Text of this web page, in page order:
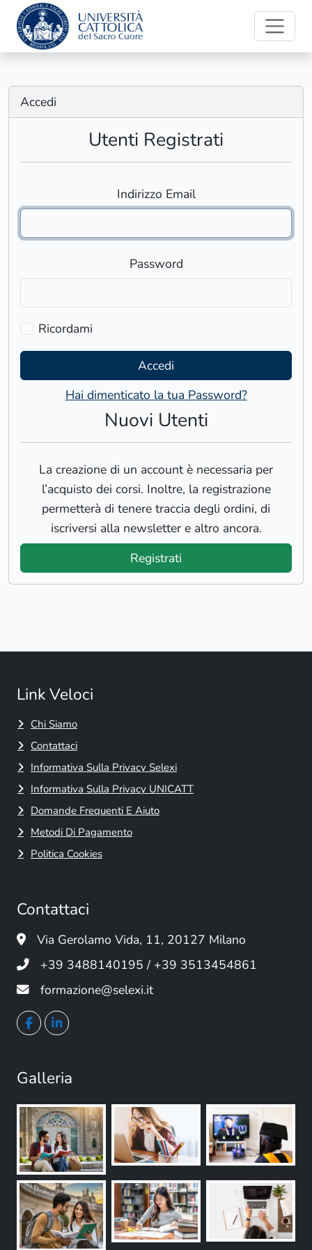
Accedi
Utenti Registrati
Indirizzo Email
Password
Ricordami
Accedi
Hai dimenticato la tua Password?
Nuovi Utenti
La creazione di un account è necessaria per
l’acquisto dei corsi. Inoltre, la registrazione
permetterà di tenere traccia degli ordini, di
iscriversi alla newsletter e altro ancora.
Registrati
Link Veloci
Chi Siamo
Contattaci
Informativa Sulla Privacy Selexi
Informativa Sulla Privacy UNICATT
Domande Frequenti E Aiuto
Metodi Di Pagamento
Politica Cookies
Contattaci
Via Gerolamo Vida, 11, 20127 Milano
+39 3488140195 / +39 3513454861
formazione@selexi.it
Galleria